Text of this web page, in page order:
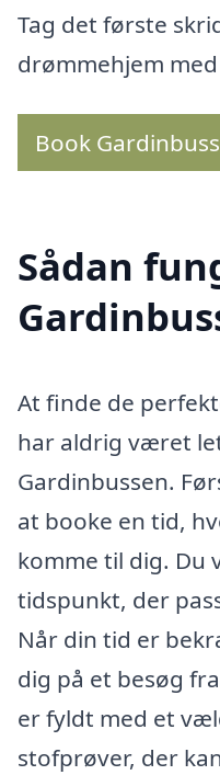
Tag det første
drømmehjem
Book
Sådan
At finde de
har aldrig været
Gardinbussen.
at booke en tid,
komme til dig. Du
tidspunkt, der
Når din tid er
dig på et besøg
er fyldt med et
stofprøver, der